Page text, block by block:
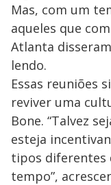
Mas, com um
aqueles que
Atlanta
lendo.
Essas reuniões
reviver uma
Bone. “Talvez
esteja
tipos diferentes
tempo”,